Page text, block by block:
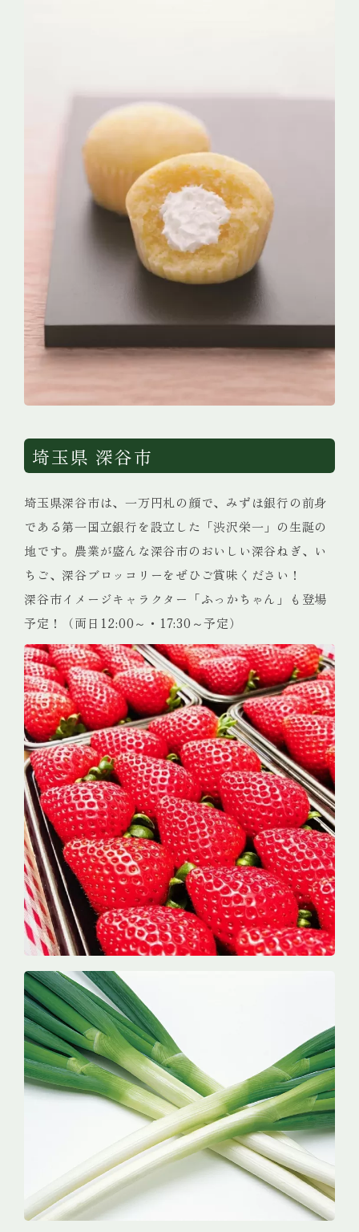
埼玉県 深谷市
埼玉県深谷市は、一万円札の顔で、みずほ銀行の前身
である第一国立銀行を設立した「渋沢栄一」の生誕の
地です。農業が盛んな深谷市のおいしい深谷ねぎ、い
ちご、深谷ブロッコリーをぜひご賞味ください！
深谷市イメージキャラクター「ふっかちゃん」も登場
予定！（両日12:00～・17:30～予定）